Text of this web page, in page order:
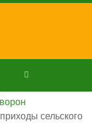
сельского